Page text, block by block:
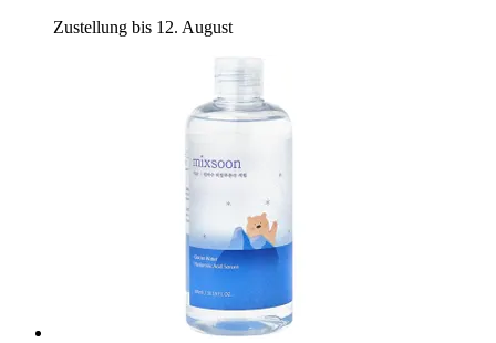
Zustellung bis 12. August